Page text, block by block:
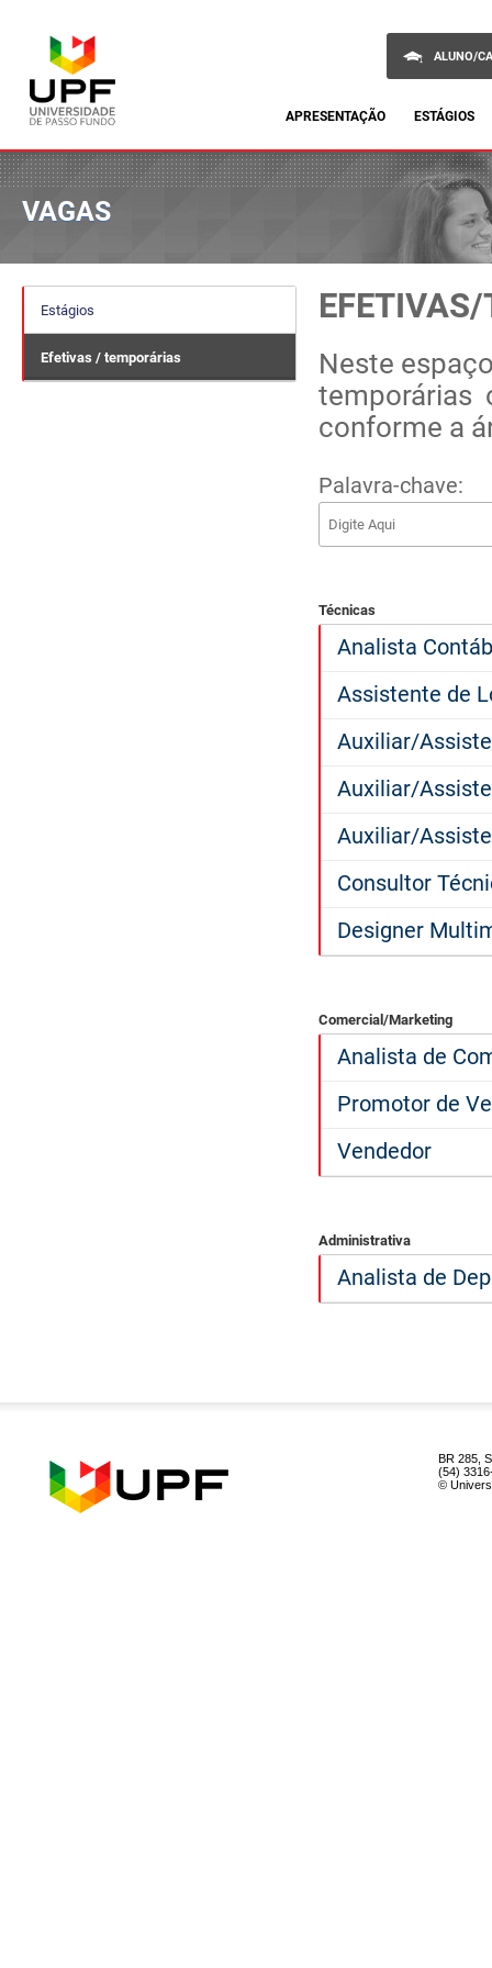
ALUNO/
APRESENTAÇÃO ESTÁGIOS
VAGAS
Estágios
Efetivas / temporárias
Neste
temporárias
conforme a
Palavra-chave:
Técnicas
Analista
Assistente de
Auxiliar/
Auxiliar/
Auxiliar/
Consultor
Designer
Comercial/Marketing
Analista de
Promotor de
Vendedor
Administrativa
Analista de
BR 285,
(54)
©